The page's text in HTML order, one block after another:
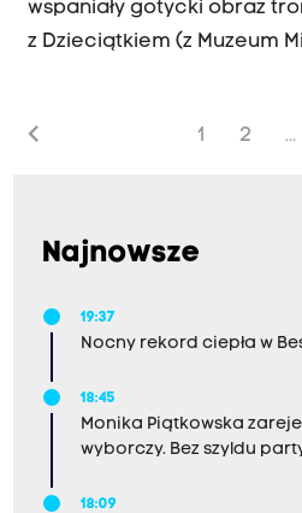
wspaniały gotycki obraz
z Dzieciątkiem (z Muzeum
nagie? Czy na ręce Jezusa
opowieści o niezwykłej
chevron_left 1 2 ...
Najnowsze
19:37
Nocny rekord ciepła w
18:45
Monika Piątkowska
wyborczy. Bez szyldu
18:09